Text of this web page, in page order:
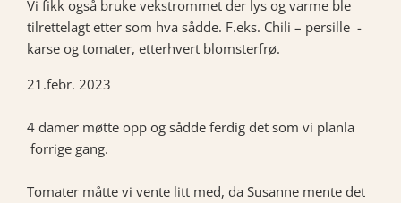
Vi fikk også bruke vekstrommet der lys og varme ble
tilrettelagt etter som hva sådde. F.eks. Chili – persille -
karse og tomater, etterhvert blomsterfrø.
21.febr. 2023
4 damer møtte opp og sådde ferdig det som vi planla
forrige gang.
Tomater måtte vi vente litt med, da Susanne mente det